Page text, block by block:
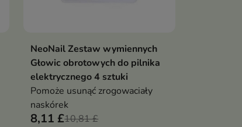
Dodaj do koszyka
NeoNail Zestaw wymiennych
Głowic obrotowych do pilnika
elektrycznego 4 sztuki
Pomoże usunąć zrogowaciały
naskórek
8,11 £10,81 £